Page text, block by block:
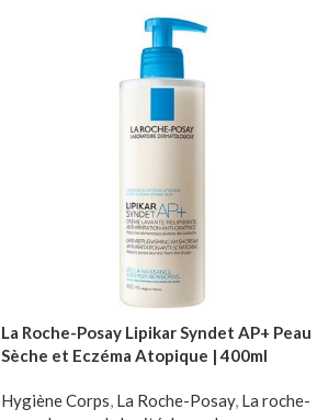
La Roche-Posay Lipikar Syndet AP+ Peau
Sèche et Eczéma Atopique | 400ml
Hygiène Corps La Roche-Posay, La roche-